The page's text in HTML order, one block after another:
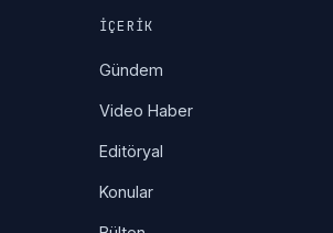
İÇERIK
Gündem
Video Haber
Editöryal
Konular